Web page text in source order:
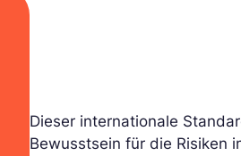
Dieser internationale
Bewusstsein für die Risiken